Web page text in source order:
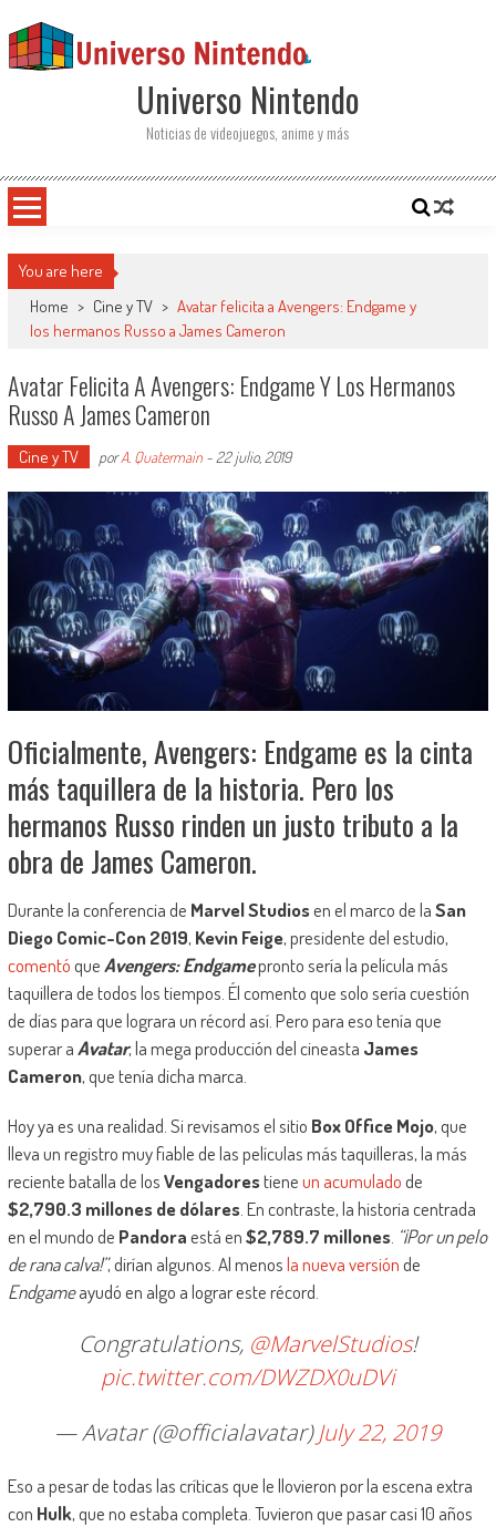
Universo Nintendo
Noticias de videojuegos, anime y más
You are here
Home > Cine y TV > Avatar felicita a Avengers: Endgame y
los hermanos Russo a James Cameron
Avatar Felicita A Avengers: Endgame Y Los Hermanos
Russo A James Cameron
Cine y TV porA. Quatermain- 22 julio, 2019
Oficialmente, Avengers: Endgame es la cinta
más taquillera de la historia. Pero los
hermanos Russo rinden un justo tributo a la
obra de James Cameron.
Durante la conferencia de Marvel Studiosen el marco de laSan
Diego Comic-Con 2019, Kevin Feige, presidente del estudio,
comentóqueAvengers: Endgamepronto sería la película más
taquillera de todos los tiempos. Él comento que solo sería cuestión
de días para que lograra un récord así. Pero para eso tenía que
superar aAvatar, la mega producción del cineasta James
Cameron, que tenía dicha marca.
Hoy ya es una realidad. Si revisamos el sitio Box Office Mojo, que
lleva un registro muy fiable de las películas más taquilleras, la más
reciente batalla de losVengadorestieneun acumuladode
$2,790.3 millones de dólares. En contraste, la historia centrada
en el mundo de Pandoraestá en$2,789.7 millones. “¡Por un pelo
de rana calva!”, dirían algunos. Al menosla nueva versiónde
Endgameayudó en algo a lograr este récord.
Congratulations, @MarvelStudios!
pic.twitter.com/DWZDX0uDVi
— Avatar (@officialavatar)July 22, 2019
Eso a pesar de todas las críticas que le llovieron por la escena extra
con Hulk, que no estaba completa. Tuvieron que pasar casi 10 años